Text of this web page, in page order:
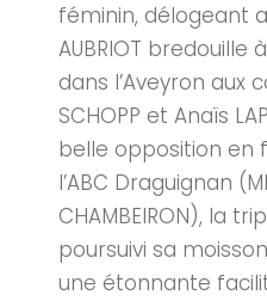
féminin, délogeant
AUBRIOT bredouille
dans l’Aveyron aux
SCHOPP et Anaïs
belle opposition en
l’ABC Draguignan
CHAMBEIRON), la
poursuivi sa
une étonnante